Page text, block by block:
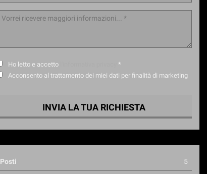
Ho letto e accetto
*
Acconsento al trattamento dei miei dati per finalità di marketing
INVIA LA TUA RICHIESTA
Posti 5